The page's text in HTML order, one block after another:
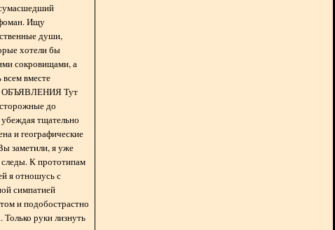
Ищу
души,
хотели бы
сокровищами, а
вместе
ОБЪЯВЛЕНИЯ Тут
до
тщательно
и географические
заметили, я уже
следы. К прототипам
я отношусь с
симпатией
и подобострастно
Только руки лизнуть